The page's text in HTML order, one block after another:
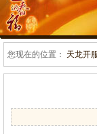
您现在的位置： 天龙开